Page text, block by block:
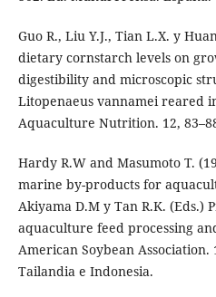
Guo R., Liu Y.J., Tian L.X. y
dietary cornstarch levels on
digestibility and microscopic
Litopenaeus vannamei reared
Aquaculture Nutrition. 12,
Hardy R.W and Masumoto T.
marine by-products for
Akiyama D.M y Tan R.K. (Eds.)
aquaculture feed processing
American Soybean Association.
Tailandia e Indonesia.